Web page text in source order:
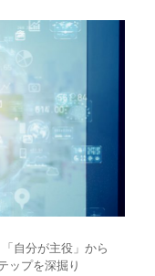
自分が主役」から
ップを深掘り